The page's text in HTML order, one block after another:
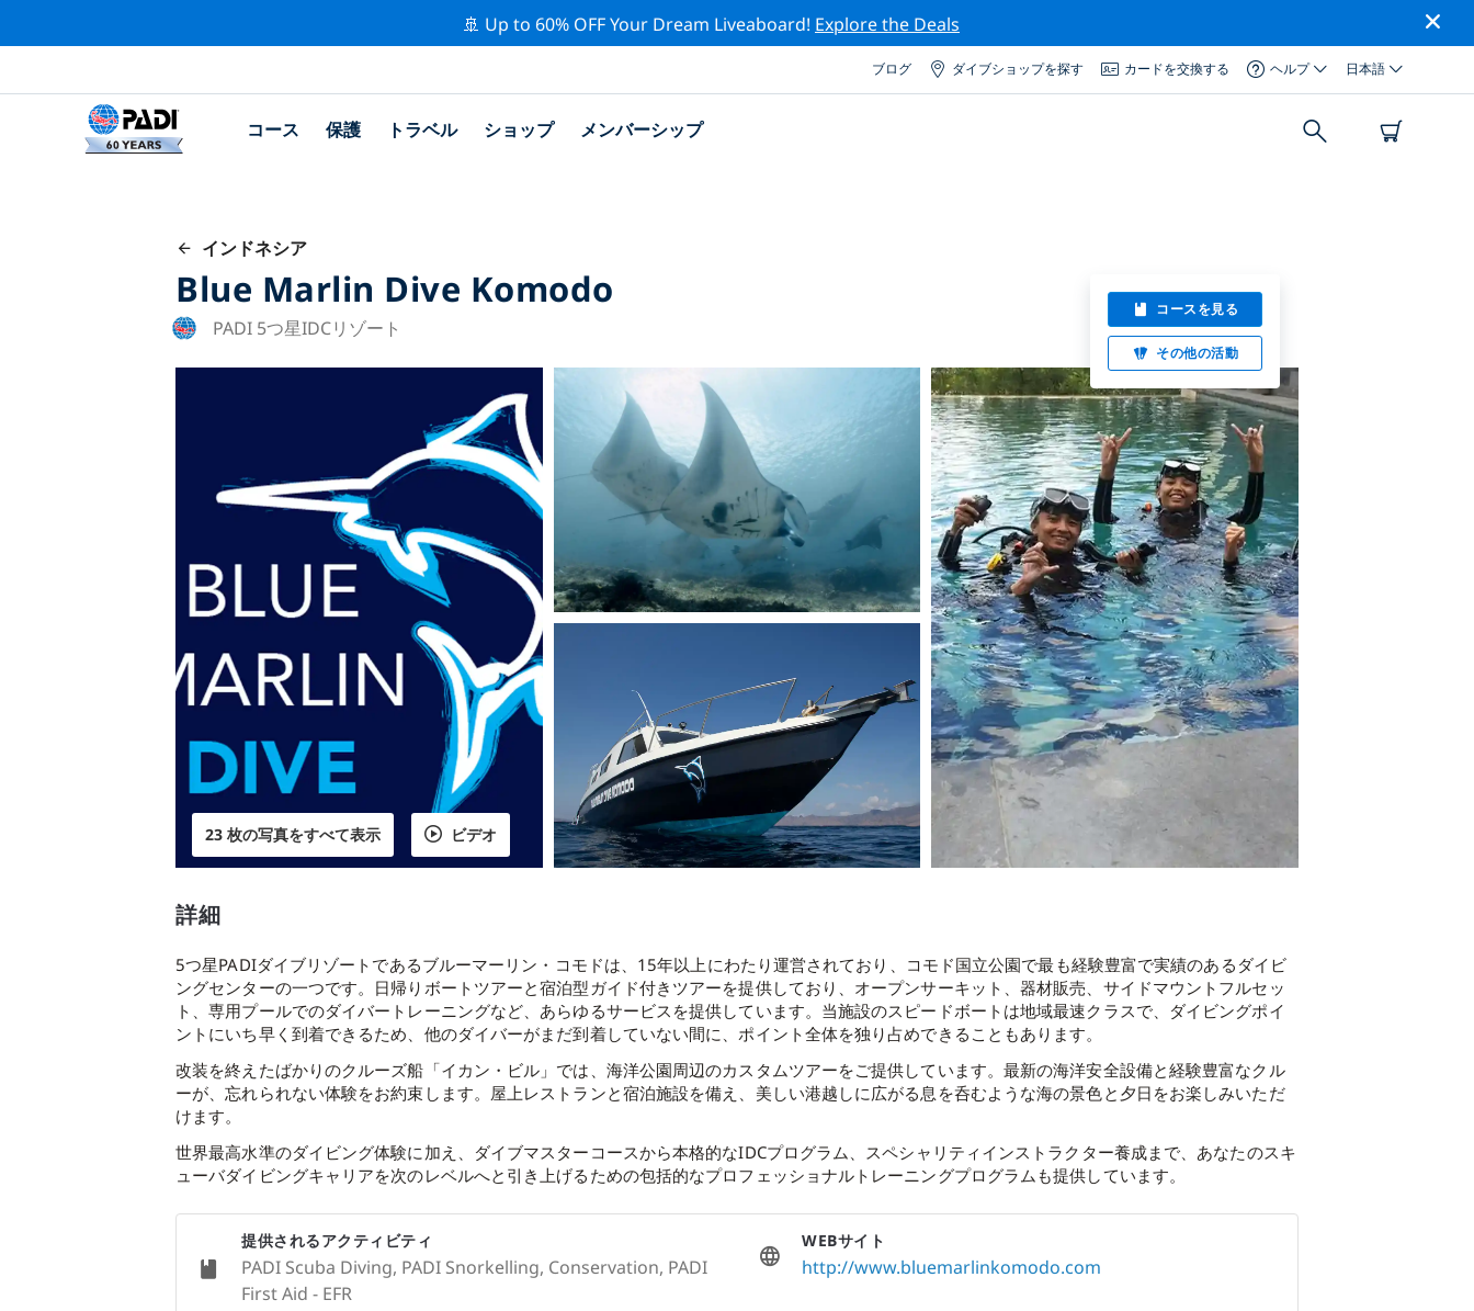
🚢 Up to 60% OFF Your Dream Liveaboard! Explore the Deals
ブログ ダイブショップを探す カードを交換する ヘルプ 日本語
コース 保護 トラベル ショップ メンバーシップ
インドネシア
Blue Marlin Dive Komodo
PADI 5つ星IDCリゾート
コースを見る
その他の活動
23 枚の写真をすべて表示 ビデオ
詳細
5つ星PADIダイブリゾートであるブルーマーリン・コモドは、15年以上にわたり運営されており、コモド国立公園で最も経験豊富で実績のあるダイビ
ングセンターの一つです。日帰りボートツアーと宿泊型ガイド付きツアーを提供しており、オープンサーキット、器材販売、サイドマウントフルセッ
ト、専用プールでのダイバートレーニングなど、あらゆるサービスを提供しています。当施設のスピードボートは地域最速クラスで、ダイビングポイ
ントにいち早く到着できるため、他のダイバーがまだ到着していない間に、ポイント全体を独り占めできることもあります。
改装を終えたばかりのクルーズ船「イカン・ビル」では、海洋公園周辺のカスタムツアーをご提供しています。最新の海洋安全設備と経験豊富なクル
ーが、忘れられない体験をお約束します。屋上レストランと宿泊施設を備え、美しい港越しに広がる息を呑むような海の景色と夕日をお楽しみいただ
けます。
世界最高水準のダイビング体験に加え、ダイブマスターコースから本格的なIDCプログラム、スペシャリティインストラクター養成まで、あなたのスキ
ューバダイビングキャリアを次のレベルへと引き上げるための包括的なプロフェッショナルトレーニングプログラムも提供しています。
提供されるアクティビティ
PADI Scuba Diving, PADI Snorkelling, Conservation, PADI
First Aid - EFR
WEBサイト
http://www.bluemarlinkomodo.com